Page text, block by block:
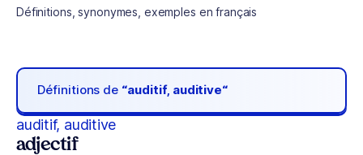
Définitions, synonymes, exemples en français
Définitions de “auditif, auditive“
auditif, auditive
adjectif